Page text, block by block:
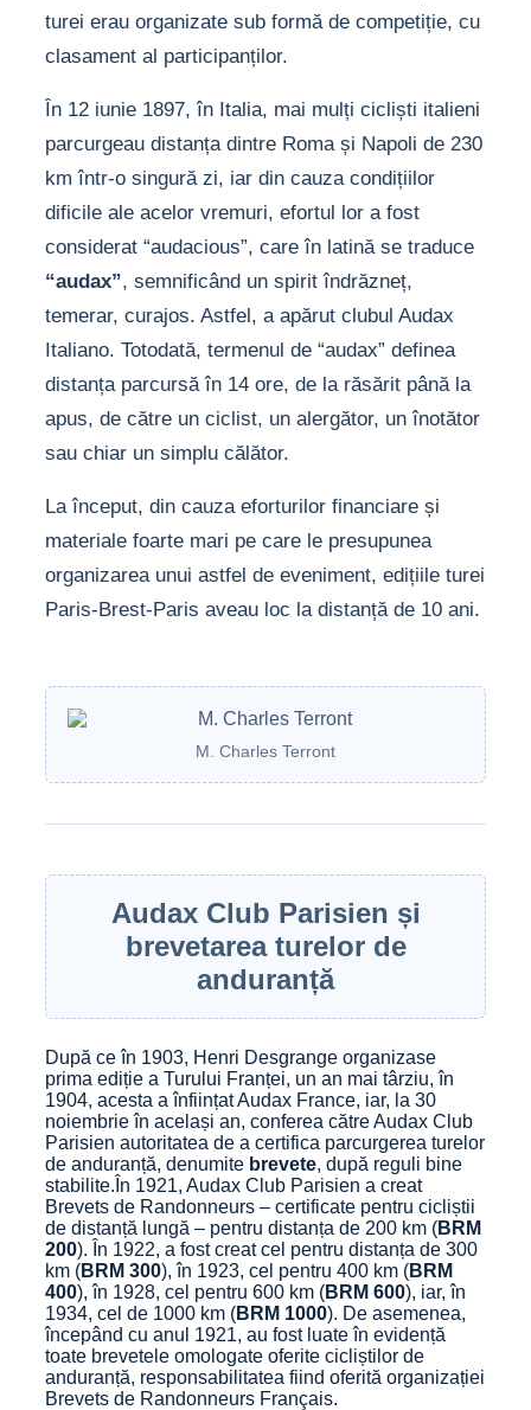
turei erau organizate sub formă de competiție, cu
clasament al participanților.
În 12 iunie 1897, în Italia, mai mulți cicliști italieni
parcurgeau distanța dintre Roma și Napoli de 230
km într-o singură zi, iar din cauza condițiilor
dificile ale acelor vremuri, efortul lor a fost
considerat “audacious”, care în latină se traduce
“audax”, semnificând un spirit îndrăzneț,
temerar, curajos. Astfel, a apărut clubul Audax
Italiano. Totodată, termenul de “audax” definea
distanța parcursă în 14 ore, de la răsărit până la
apus, de către un ciclist, un alergător, un înotător
sau chiar un simplu călător.
La început, din cauza eforturilor financiare și
materiale foarte mari pe care le presupunea
organizarea unui astfel de eveniment, edițiile turei
Paris-Brest-Paris aveau loc la distanță de 10 ani.
M. Charles Terront
Audax Club Parisien și
brevetarea turelor de
anduranță
După ce în 1903, Henri Desgrange organizase
prima ediție a Turului Franței, un an mai târziu, în
1904, acesta a înființat Audax France, iar, la 30
noiembrie în același an, conferea către Audax Club
Parisien autoritatea de a certifica parcurgerea turelor
de anduranță, denumite brevete, după reguli bine
stabilite.În 1921, Audax Club Parisien a creat
Brevets de Randonneurs – certificate pentru cicliștii
de distanță lungă – pentru distanța de 200 km (BRM
200). În 1922, a fost creat cel pentru distanța de 300
km (BRM 300), în 1923, cel pentru 400 km (BRM
400), în 1928, cel pentru 600 km (BRM 600), iar, în
1934, cel de 1000 km (BRM 1000). De asemenea,
începând cu anul 1921, au fost luate în evidență
toate brevetele omologate oferite cicliștilor de
anduranță, responsabilitatea fiind oferită organizației
Brevets de Randonneurs Français.